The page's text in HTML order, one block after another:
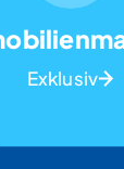
Exklusiv